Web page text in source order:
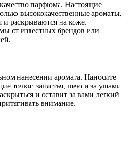
парфюма. Настоящие
высококачественные ароматы,
и раскрываются на коже.
от известных брендов или
нанесении аромата. Наносите
точки: запястья, шею и за ушами.
и оставит за вами легкий
внимание.